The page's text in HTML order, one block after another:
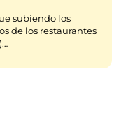
subiendo los
de los restaurantes